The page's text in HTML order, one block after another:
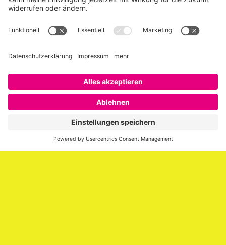
Über SAATKORN
SAATKORN ist der Blog von Gero Hesse. Seit 2009 schreibt
er über die Themen Employer Branding,